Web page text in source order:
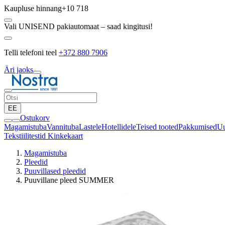
Kaupluse hinnang+10 718
Vali UNISEND pakiautomaat – saad kingitusi!
Telli telefoni teel +372 880 7906
Äri jaoks
EE
Ostukorv
MagamistubaVannitubaLasteleHotellideleTeised tootedPakkumised
Tekstiilitestid Kinkekaart
Magamistuba
Pleedid
Puuvillased pleedid
Puuvillane pleed SUMMER